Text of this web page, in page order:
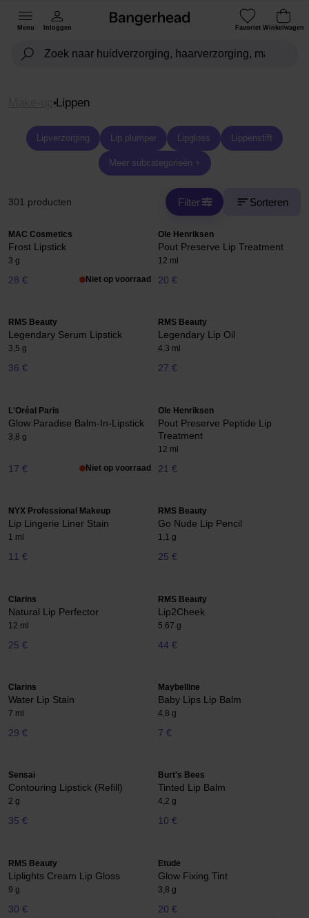
Menu Inloggen Favoriet Winkelwagen
Lippen
Lipverzorging Lip plumper Lipgloss Lippenstift
Meer subcategorieën +
301 producten Filter Sorteren
MAC Cosmetics
Frost Lipstick
3 g
28 € Niet op voorraad
Ole Henriksen
Pout Preserve Lip Treatment
12 ml
20 €
RMS Beauty
Legendary Serum Lipstick
3,5 g
36 €
RMS Beauty
Legendary Lip Oil
4,3 ml
27 €
L'Oréal Paris
Glow Paradise Balm-In-Lipstick
3,8 g
17 € Niet op voorraad
Ole Henriksen
Pout Preserve Peptide Lip
Treatment
12 ml
21 €
NYX Professional Makeup
Lip Lingerie Liner Stain
1 ml
11 €
RMS Beauty
Go Nude Lip Pencil
1,1 g
25 €
Clarins
Natural Lip Perfector
12 ml
25 €
RMS Beauty
Lip2Cheek
5.67 g
44 €
Clarins
Water Lip Stain
7 ml
29 €
Maybelline
Baby Lips Lip Balm
4,8 g
7 €
Sensai
Contouring Lipstick (Refill)
2 g
35 €
Burt's Bees
Tinted Lip Balm
4,2 g
10 €
RMS Beauty
Liplights Cream Lip Gloss
9 g
30 €
Etude
Glow Fixing Tint
3,8 g
20 €